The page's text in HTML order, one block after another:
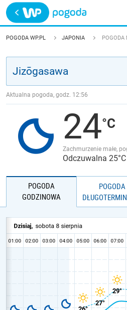
Trwa ładowanie
POLSKA
JAKOŚĆ POWIETRZA
POGODA WP.PL JAPONIA POGODA
Aktualna pogoda, godz. 12:56
24
Zachmurzenie małe,
Odczuwalna 25°C
POGODA
GODZINOWA
POGODA